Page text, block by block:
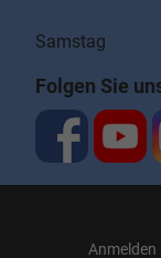
14:00 -
Samstag
Folgen Sie
Anmelden